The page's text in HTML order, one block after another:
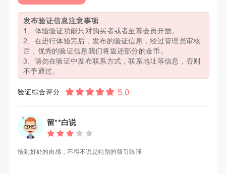
发布验证信息注意事项
1、体验验证功能只对购买者或者至尊会员开放。
2、在进行体验完后，发布的验证信息，经过管理员审核
后，优秀的验证信息我们将返还部分的金币。
3、请勿在验证中发布联系方式，联系地址等信息，否则
不予通过。
验证综合评分
留**白说
恰到好处的肉感，不得不说是特别的吸引眼球